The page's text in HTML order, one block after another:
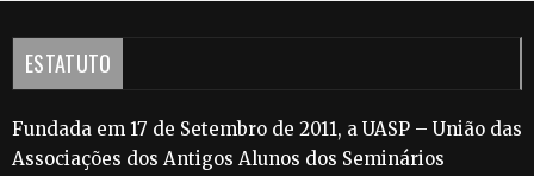
ESTATUTO
Fundada em 17 de Setembro de 2011, a UASP – União das
Associações dos Antigos Alunos dos Seminários